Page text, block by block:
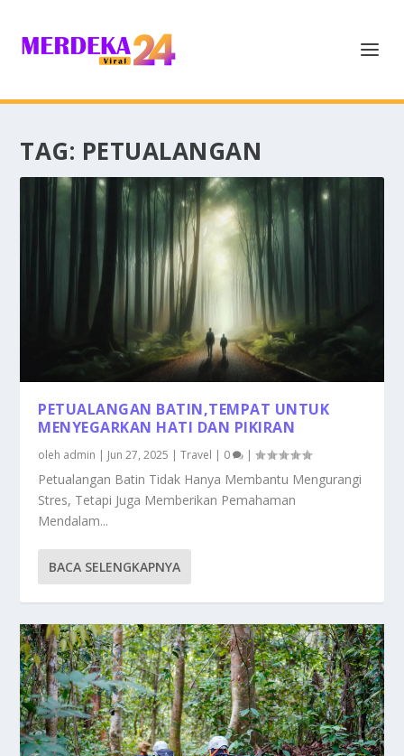
TAG: PETUALANGAN
PETUALANGAN BATIN,TEMPAT UNTUK
MENYEGARKAN HATI DAN PIKIRAN
oleh admin | Jun 27, 2025 |Travel | 0 |
Petualangan Batin Tidak Hanya Membantu Mengurangi
Stres, Tetapi Juga Memberikan Pemahaman
Mendalam...
BACA SELENGKAPNYA